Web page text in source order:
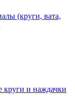
(круги, вата,
круги и наждачки